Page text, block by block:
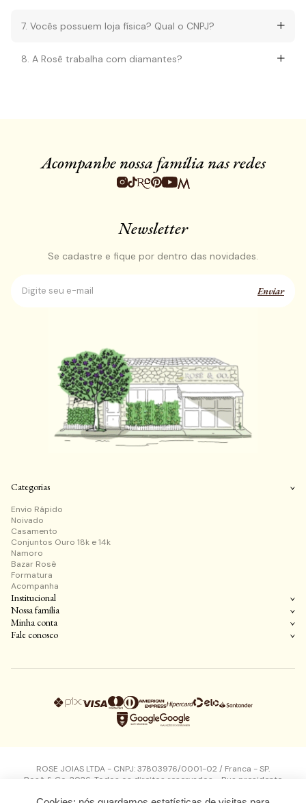
7. Vocês possuem loja física? Qual o CNPJ?
8. A Rosê trabalha com diamantes?
Acompanhe nossa família nas redes
Newsletter
Se cadastre e fique por dentro das novidades.
Enviar
Categorias
Envio Rápido
Noivado
Casamento
Conjuntos Ouro 18k e 14k
Namoro
Bazar Rosê
Formatura
Acompanha
Institucional
Nossa família
Minha conta
Fale conosco
ROSE JOIAS LTDA - CNPJ: 37803976/0001-02 / Franca - SP.
Rosê & Co. 2026. Todos os direitos reservados - Rua presidente